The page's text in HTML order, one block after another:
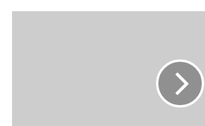
Los investigadores realizaron
lugar y detectaron situaciones